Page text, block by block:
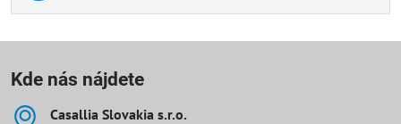
Kde nás nájdete
Casallia Slovakia s​.r​.o​.